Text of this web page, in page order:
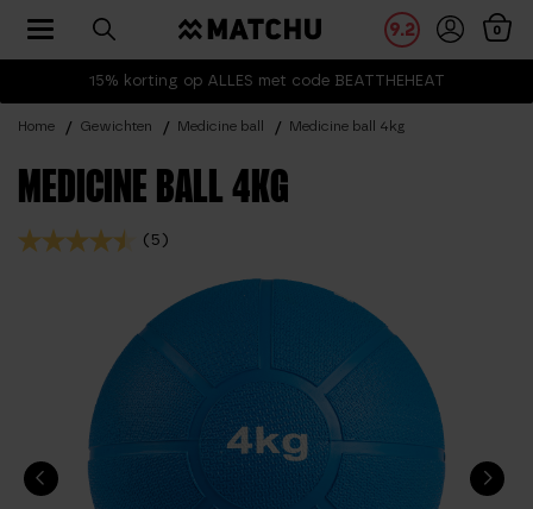
15% korting op ALLES met code BEATTHEHEAT
9.2 0
Toggle navigation
Home Gewichten Medicine ball Medicine ball 4kg
MEDICINE BALL 4KG
(5)